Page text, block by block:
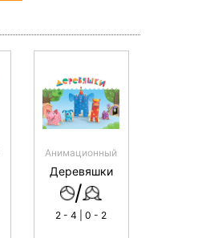
Анимационный
Деревяшки
/
2 - 4 | 0 - 2